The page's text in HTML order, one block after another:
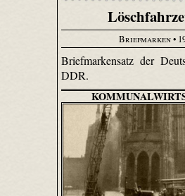
Briefmarken•
Briefmarkensatz der
DDR.